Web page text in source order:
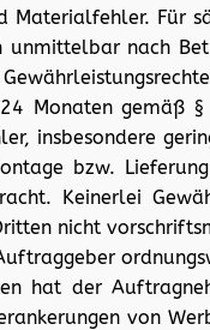
Materialfehler. Für
unmittelbar nach
Monaten gemäß
insbesondere
bzw.
Keinerlei
nicht
hat der
von